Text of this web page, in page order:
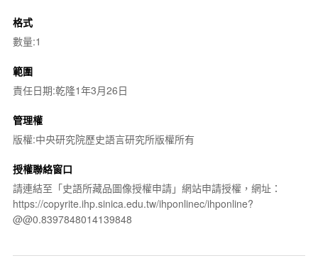
格式
數量:1
範圍
責任日期:乾隆1年3月26日
管理權
版權:中央研究院歷史語言研究所版權所有
授權聯絡窗口
請連結至「史語所藏品圖像授權申請」網站申請授權，網址：
https://copyrite.ihp.sinica.edu.tw/ihponlinec/ihponline?
@@0.8397848014139848